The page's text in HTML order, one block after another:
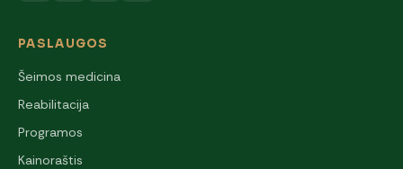
PASLAUGOS
Šeimos medicina
Reabilitacija
Programos
Kainoraštis